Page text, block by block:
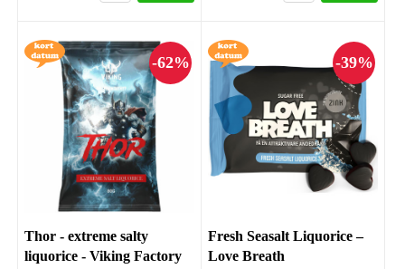
Thor - extreme salty
liquorice - Viking Factory
Fresh Seasalt Liquorice –
Love Breath